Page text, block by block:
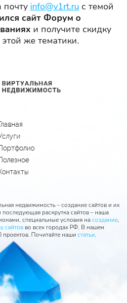
почту info@v1rt.ru с темой
сайт Форум о
и получите скидку
же тематики.
недвижимость – создание сайтов и их
раскрутка сайтов – наша
специальные условия насоздание,
сайтовво всех городах РФ. В нашем
Почитайте наши статьи.